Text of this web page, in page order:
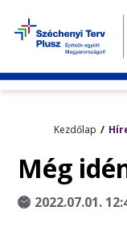
Kezdőlap
Még
2022.07.01.